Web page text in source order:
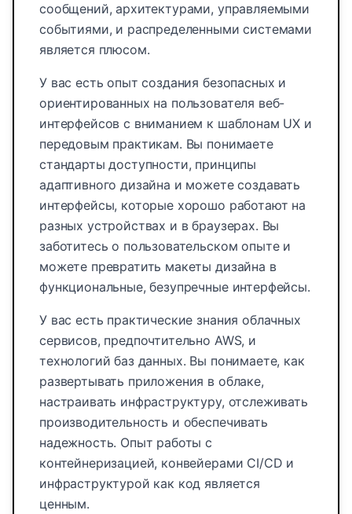
сообщений, архитектурами, управляемыми
событиями, и распределенными системами
является плюсом.
У вас есть опыт создания безопасных и
ориентированных на пользователя веб-
интерфейсов с вниманием к шаблонам UX и
передовым практикам. Вы понимаете
стандарты доступности, принципы
адаптивного дизайна и можете создавать
интерфейсы, которые хорошо работают на
разных устройствах и в браузерах. Вы
заботитесь о пользовательском опыте и
можете превратить макеты дизайна в
функциональные, безупречные интерфейсы.
У вас есть практические знания облачных
сервисов, предпочтительно AWS, и
технологий баз данных. Вы понимаете, как
развертывать приложения в облаке,
настраивать инфраструктуру, отслеживать
производительность и обеспечивать
надежность. Опыт работы с
контейнеризацией, конвейерами CI/CD и
инфраструктурой как код является
ценным.